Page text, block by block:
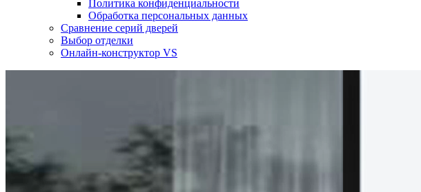
Политика конфиденциальности
Обработка персональных данных
Сравнение серий дверей
Выбор отделки
Онлайн-конструктор VS